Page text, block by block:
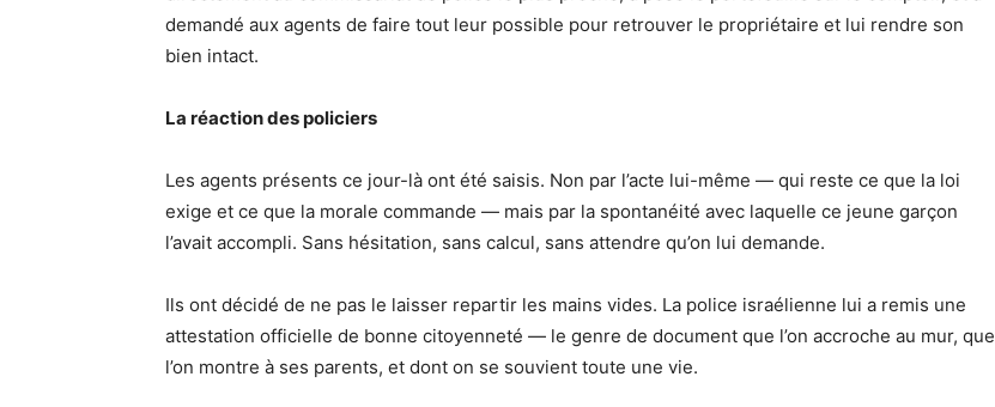
demandé aux agents de faire tout leur possible pour retrouver le propriétaire et lui rendre son
bien intact.
La réaction des policiers
Les agents présents ce jour-là ont été saisis. Non par l’acte lui-même — qui reste ce que la loi
exige et ce que la morale commande — mais par la spontanéité avec laquelle ce jeune garçon
l’avait accompli. Sans hésitation, sans calcul, sans attendre qu’on lui demande.
Ils ont décidé de ne pas le laisser repartir les mains vides. La police israélienne lui a remis une
attestation officielle de bonne citoyenneté — le genre de document que l’on accroche au mur, que
l’on montre à ses parents, et dont on se souvient toute une vie.